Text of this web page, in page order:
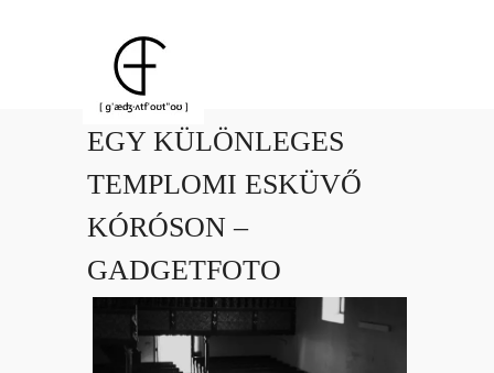
EGY KÜLÖNLEGES
TEMPLOMI ESKÜVŐ
KÓRÓSON –
GADGETFOTO